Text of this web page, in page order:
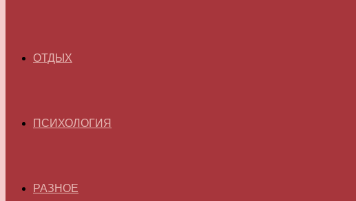
ОТДЫХ
ПСИХОЛОГИЯ
РАЗНОЕ